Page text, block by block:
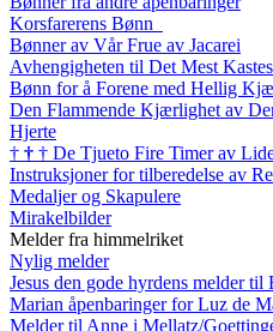
Korsfarerens Bønn
Bønner av Vår Frue av Jacarei
Avhengigheten til Det Mest
Bønn for å Forene med Hellig
Den Flammende Kjærlighet av
Hjerte
† † † De Tjueto Fire Timer av
Instruksjoner for tilberedelse av
Medaljer og Skapulere
Mirakelbilder
Melder fra himmelriket
Nylig melder
Jesus den gode hyrdens melder til
Marian åpenbaringer for Luz de
Melder til Anne i Mellatz/